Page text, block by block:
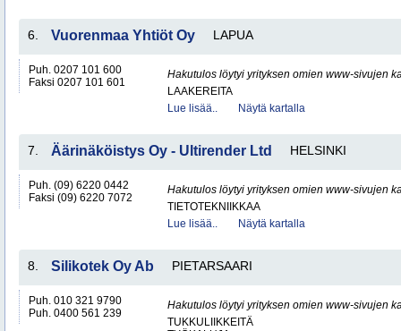
6. Vuorenmaa Yhtiöt Oy LAPUA
Puh. 0207 101 600
Faksi 0207 101 601
Hakutulos löytyi yrityksen omien www-sivujen
LAAKEREITA
Lue lisää..
Näytä kartalla
7. Äärinäköistys Oy - Ultirender Ltd HELSINKI
Puh. (09) 6220 0442
Faksi (09) 6220 7072
Hakutulos löytyi yrityksen omien www-sivujen
TIETOTEKNIIKKAA
Lue lisää..
Näytä kartalla
8. Silikotek Oy Ab PIETARSAARI
Puh. 010 321 9790
Puh. 0400 561 239
Hakutulos löytyi yrityksen omien www-sivujen
TUKKULIIKKEITÄ